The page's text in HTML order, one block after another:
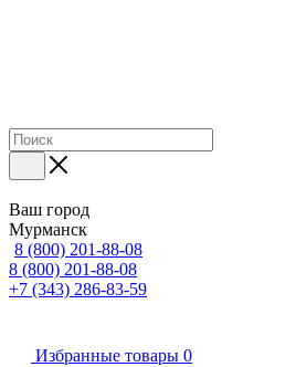
Ваш город
Мурманск
8 (800) 201-88-08
8 (800) 201-88-08
+7 (343) 286-83-59
Избранные товары 0